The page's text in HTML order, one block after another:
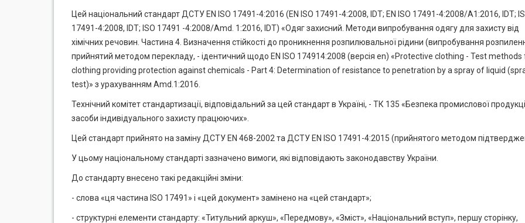
Цей національний стандарт ДСТУ EN ISO 17491-4:2016 (EN ISO 17491-4:2008, IDT; EN ISO 17491-4:2008/A1:2016, IDT;
17491-4:2008, IDT; ISO 17491 -4:2008/Amd. 1:2016, IDT) «Одяг захисний. Методи випробування одягу для захисту від
хімічних речовин. Частина 4. Визначення стійкості до проникнення розпилювальної рідини (випробування
прийнятий методом перекладу, - ідентичний щодо EN ISO 174914:2008 (версія en) «Protective clothing - Test methods
clothing providing protection against chemicals - Part 4: Determination of resistance to penetration by a spray of liquid
test)» з урахуванням Amd.1:2016.
Технічний комітет стандартизації, відповідальний за цей стандарт в Україні, - ТК 135 «Безпека промислової
засоби індивідуального захисту працюючих».
Цей стандарт прийнято на заміну ДСТУ EN 468-2002 та ДСТУ EN ISO 17491-4:2015 (прийнятого методом
У цьому національному стандарті зазначено вимоги, які відповідають законодавству України.
До стандарту внесено такі редакційні зміни:
- слова «ця частина ISO 17491» і «цей документ» замінено на «цей стандарт»;
- структурні елементи стандарту: «Титульний аркуш», «Передмову», «Зміст», «Національний вступ», першу сторінку,